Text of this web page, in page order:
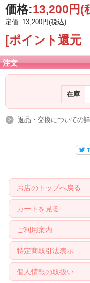
価格:13,200円(
定価: 13,200円(税込)
[ポイント還元
注文
在庫
返品・交換についての
お店のトップへ戻る
カートを見る
ご利用案内
特定商取引法表示
個人情報の取扱い